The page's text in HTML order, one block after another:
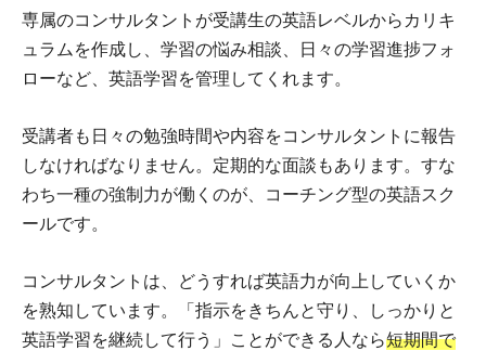
専属のコンサルタントが受講生の英語レベルからカリキ
ュラムを作成し、学習の悩み相談、日々の学習進捗フォ
ローなど、英語学習を管理してくれます。
受講者も日々の勉強時間や内容をコンサルタントに報告
しなければなりません。定期的な面談もあります。すな
わち一種の強制力が働くのが、コーチング型の英語スク
ールです。
コンサルタントは、どうすれば英語力が向上していくか
を熟知しています。「指示をきちんと守り、しっかりと
英語学習を継続して行う」ことができる人なら短期間で